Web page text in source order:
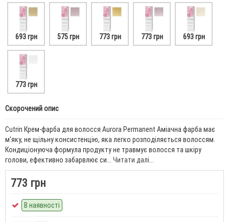
693 грн 575 грн 773 грн 773 грн 693 грн
773 грн
Скорочений опис
Cutrin Крем-фарба для волосся Aurora Permanent Аміачна фарба має
м'яку, не щільну консистенцію, яка легко розподіляється волоссям.
Кондиціонуюча формула продукту не травмує волосся та шкіру
голови, ефективно забарвлює си... Читати далі...
773 грн
В наявності